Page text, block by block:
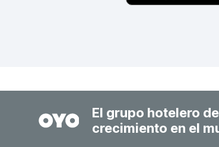
El grupo hotelero
crecimiento en el